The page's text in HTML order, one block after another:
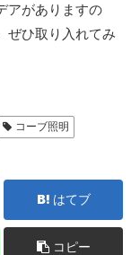
アがありますの
ぜひ取り入れてみ
コーブ照明
はてブ
コピー